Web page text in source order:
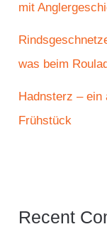
mit
was beim
Hadnsterz – ein
Frühstück
Recent